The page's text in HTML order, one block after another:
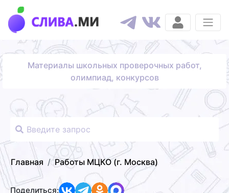
Материалы школьных проверочных работ,
олимпиад, конкурсов
Главная Работы МЦКО (г. Москва)
Поделиться: